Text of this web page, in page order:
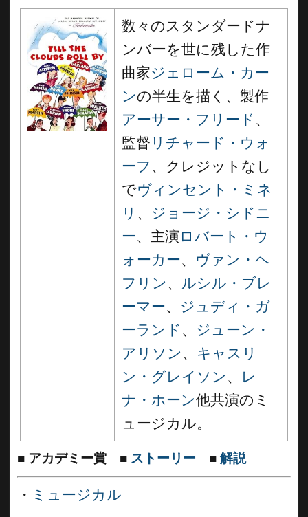
数々のスタンダードナ
ンバーを世に残した作
曲家ジェローム・カー
ンの半生を描く、製作
アーサー・フリード 、
監督 リチャード・ウォ
ーフ 、クレジットなし
でヴィンセント・ミネ
リ 、 ジョージ・シドニ
ー、主演 ロバート・ウ
ォーカー、 ヴァン・ヘ
フリン 、 ルシル・ブレ
ーマー、 ジュディ・ガ
ーランド 、 ジューン・
アリソン 、 キャスリ
ン・グレイソン 、
レ
ナ・ホーン他共演のミ
ュージカル。
■ アカデミー賞 ■ ストーリー ■ 解説
・ ミュージカル